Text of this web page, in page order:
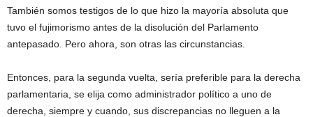
También somos testigos de lo que hizo la mayoría absoluta que
tuvo el fujimorismo antes de la disolución del Parlamento
antepasado. Pero ahora, son otras las circunstancias.
Entonces, para la segunda vuelta, sería preferible para la derecha
parlamentaria, se elija como administrador político a uno de
derecha, siempre y cuando, sus discrepancias no lleguen a la